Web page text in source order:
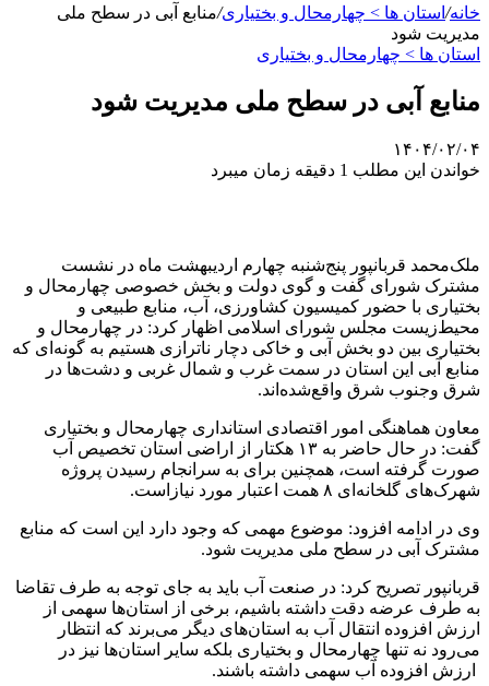
خانه/ استان ها > چهارمحال و بختیاری/منابع آبی در سطح ملی
مدیریت شود
استان ها > چهارمحال و بختیاری
منابع آبی در سطح ملی مدیریت شود
۱۴۰۴/۰۲/۰۴
خواندن این مطلب 1 دقیقه زمان میبرد
ملک‌محمد قربانپور پنج‌شنبه چهارم اردیبهشت ماه در نشست
مشترک شورای گفت و گوی دولت و بخش خصوصی چهارمحال و
بختیاری با حضور کمیسیون کشاورزی، آب، منابع طبیعی و
محیط‌زیست مجلس شورای اسلامی اظهار کرد: در چهارمحال و
بختیاری بین دو بخش آبی و خاکی دچار ناترازی هستیم به گونه‌ای که
منابع آبی این استان در سمت غرب و شمال غربی و دشت‌ها در
شرق وجنوب شرق واقع‌شده‌اند.
معاون هماهنگی امور اقتصادی استانداری چهارمحال و بختیاری
گفت: در حال حاضر به ۱۳ هکتار از اراضی استان تخصیص آب
صورت گرفته است، همچنین برای به سرانجام رسیدن پروژه
شهرک‌های گلخانه‌ای ۸ همت اعتبار مورد نیازاست‌.
وی در ادامه افزود: موضوع مهمی که وجود دارد این است که منابع
مشترک آبی در سطح ملی مدیریت شود.
قربانپور تصریح کرد: در صنعت آب باید به جای توجه به طرف تقاضا
به طرف عرضه دقت داشته باشیم، برخی از استان‌ها سهمی از
ارزش افزوده انتقال آب به استان‌های دیگر می‌برند که انتظار
می‌رود نه تنها چهارمحال و بختیاری بلکه سایر استان‌ها نیز در
ارزش افزوده آب سهمی داشته باشند.